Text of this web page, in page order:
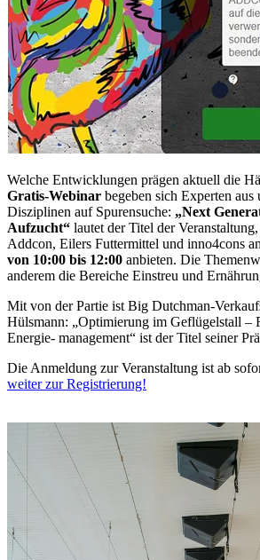
Welche Entwicklungen prägen aktuell die
Gratis-Webinar begeben sich Experten aus
Disziplinen auf Spurensuche: „Next
Aufzucht“ lautet der Titel der
Addcon, Eilers Futtermittel und inno4cons
von 10:00 bis 12:00 anbieten. Die
anderem die Bereiche Einstreu und
Mit von der Partie ist Big Dutchman-
Hülsmann: „Optimierung im Geflügelstall –
Energie- management“ ist der Titel seiner
Die Anmeldung zur Veranstaltung ist ab
weiter zur Registrierung!